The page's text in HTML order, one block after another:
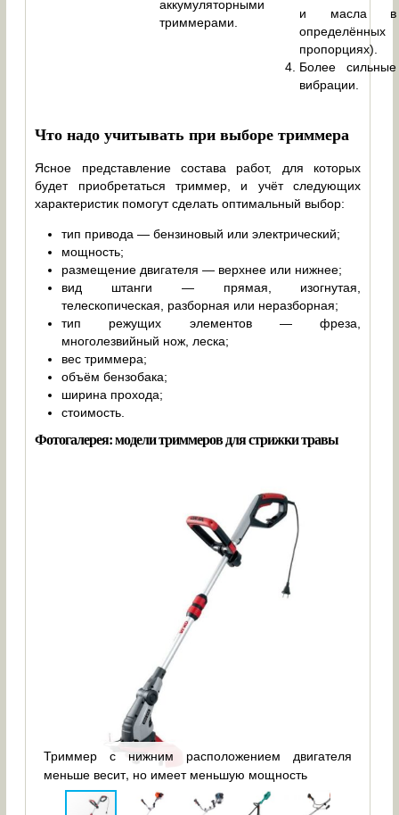
аккумуляторными
триммерами.
и масла в
определённых
пропорциях).
Более сильные
вибрации.
Что надо учитывать при выборе триммера
Ясное представление состава работ, для которых
будет приобретаться триммер, и учёт следующих
характеристик помогут сделать оптимальный выбор:
тип привода — бензиновый или электрический;
мощность;
размещение двигателя — верхнее или нижнее;
вид штанги — прямая, изогнутая,
телескопическая, разборная или неразборная;
тип режущих элементов — фреза,
многолезвийный нож, леска;
вес триммера;
объём бензобака;
ширина прохода;
стоимость.
Фотогалерея: модели триммеров для стрижки травы
Триммер с нижним расположением двигателя
меньше весит, но имеет меньшую мощность